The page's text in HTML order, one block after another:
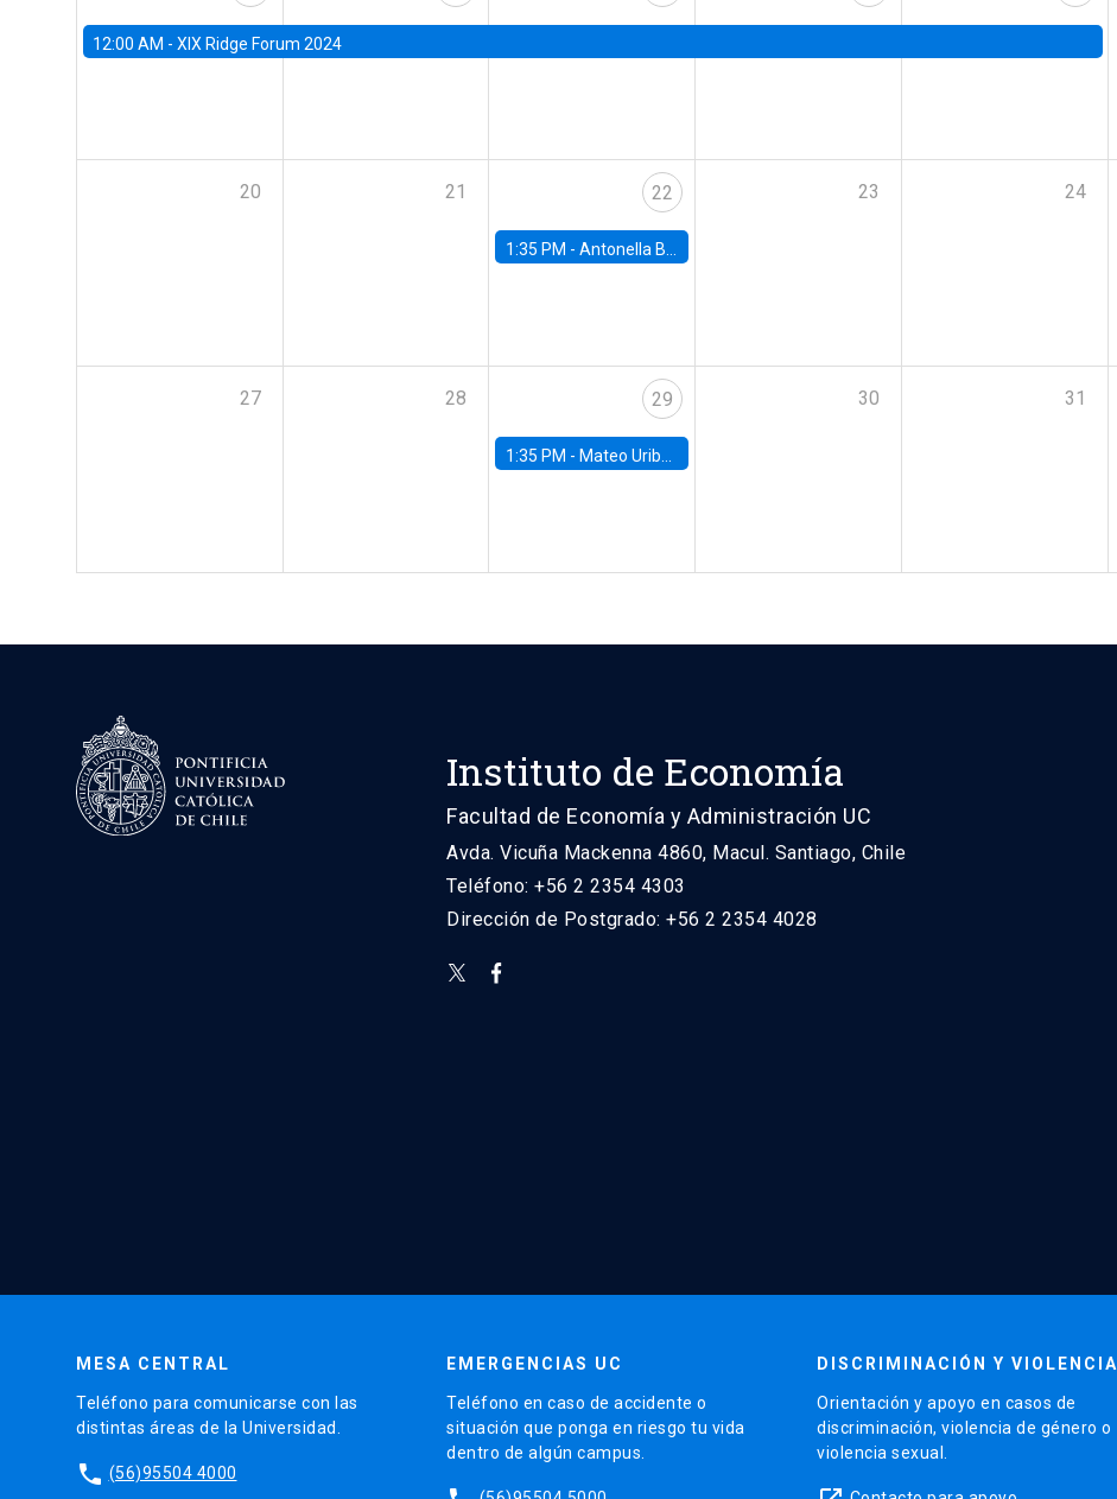
12:00 AM - XIX Ridge Forum 2024
20 21 22
1:35 PM -Antonella Bancalari, Institute for Fiscal Studies (IFS) and Research Associate at University College London (UCL)
23 24
27 28 29
1:35 PM - Mateo Uribe-Castro, Universidad de los Andes (Colombia)
30 31
Instituto de Economía
Facultad de Economía y Administración UC
Avda. Vicuña Mackenna 4860, Macul. Santiago, Chile
Teléfono: +56 2 2354 4303
Dirección de Postgrado: +56 2 2354 4028
MESA CENTRAL
Teléfono para comunicarse con las
distintas áreas de la Universidad.
phone (56)95504 4000
EMERGENCIAS UC
Teléfono en caso de accidente o
situación que ponga en riesgo tu vida
dentro de algún campus.
DISCRIMINACIÓN Y VIOLENCIA
Orientación y apoyo en casos de
discriminación, violencia de género o
violencia sexual.